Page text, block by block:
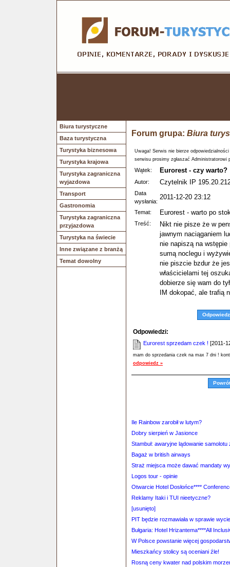
Biura turystyczne
Baza turystyczna
Turystyka biznesowa
Turystyka krajowa
Turystyka zagraniczna
wyjazdowa
Transport
Gastronomia
Turystyka zagraniczna
przyjazdowa
Turystyka na świecie
Inne związane z branżą
Temat dowolny
Forum grupa: Biura
Uwaga! Serwis nie bierze
serwisu prosimy zgłaszać Administratorowi
Wątek: Eurorest - czy warto?
Autor: Czytelnik IP
Data
wysłania:
2011-12-20 23:12
Temat: Eurorest - warto po
Treść:
Nikt nie pisze że w
jawnym naciąganiem
nie napiszą na wstępie
sumą noclegu i
nie piszcie bzdur że
właścicielami tej
dobierze się wam do
IM dokopać, ale trafią
Odpowiedz
Odpowiedzi:
Eurorest sprzedam czek ! [2011-
mam do sprzedania czek na max 7 dni !
odpowiedz »
Ile Rainbow zarobił w lutym?
Dobry sierpień w Jasionce
Stambuł: awaryjne lądowanie samolotu
Bagaż w british airways
Straż miejsca może dawać mandaty
Logos tour - opinie
Otwarcie Hotel Dosłońce****
Reklamy Itaki i TUI nieetyczne?
[usunięto]
PIT będzie rozmawiała w sprawie
Bułgaria: Hotel Hrizantema****All
W Polsce powstanie więcej
Mieszkańcy stolicy są oceniani źle!
Rosną ceny kwater nad polskim